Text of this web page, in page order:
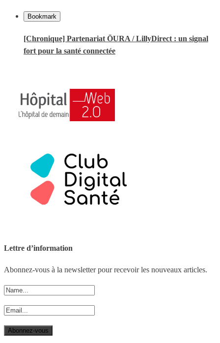
Bookmark
[Chronique] Partenariat ŌURA / LillyDirect : un signal
fort pour la santé connectée
Lettre d’information
Abonnez-vous à la newsletter pour recevoir les nouveaux articles.